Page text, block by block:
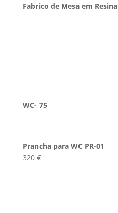
Fabrico de Mesa em Resina
WC- 75
Prancha para WC PR-01
320 €